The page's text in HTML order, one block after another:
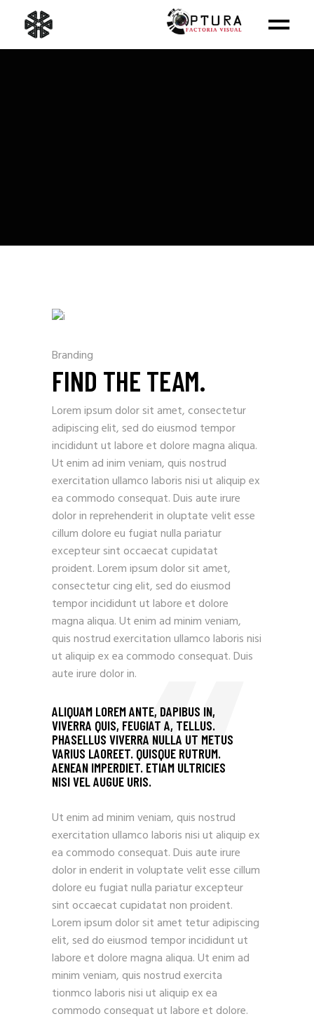
Branding
FIND THE TEAM.
Lorem ipsum dolor sit amet, consectetur
adipiscing elit, sed do eiusmod tempor
incididunt ut labore et dolore magna aliqua.
Ut enim ad inim veniam, quis nostrud
exercitation ullamco laboris nisi ut aliquip ex
ea commodo consequat. Duis aute irure
dolor in reprehenderit in oluptate velit esse
cillum dolore eu fugiat nulla pariatur
excepteur sint occaecat cupidatat
proident. Lorem ipsum dolor sit amet,
consectetur cing elit, sed do eiusmod
tempor incididunt ut labore et dolore
magna aliqua. Ut enim ad minim veniam,
quis nostrud exercitation ullamco laboris nisi
ut aliquip ex ea commodo consequat. Duis
aute irure dolor in.
ALIQUAM LOREM ANTE, DAPIBUS IN,
VIVERRA QUIS, FEUGIAT A, TELLUS.
PHASELLUS VIVERRA NULLA UT METUS
VARIUS LAOREET. QUISQUE RUTRUM.
AENEAN IMPERDIET. ETIAM ULTRICIES
NISI VEL AUGUE URIS.
Ut enim ad minim veniam, quis nostrud
exercitation ullamco laboris nisi ut aliquip ex
ea commodo consequat. Duis aute irure
dolor in enderit in voluptate velit esse cillum
dolore eu fugiat nulla pariatur excepteur
sint occaecat cupidatat non proident.
Lorem ipsum dolor sit amet tetur adipiscing
elit, sed do eiusmod tempor incididunt ut
labore et dolore magna aliqua. Ut enim ad
minim veniam, quis nostrud exercita
tionmco laboris nisi ut aliquip ex ea
commodo consequat ut labore et dolore.